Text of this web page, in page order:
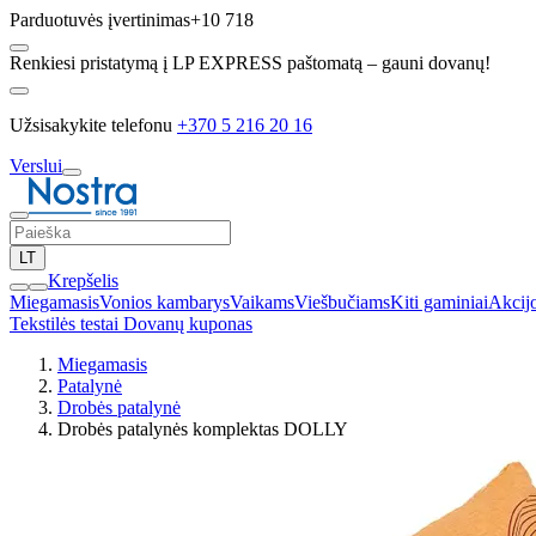
Parduotuvės įvertinimas+10 718
Renkiesi pristatymą į LP EXPRESS paštomatą – gauni dovanų!
Užsisakykite telefonu +370 5 216 20 16
Verslui
LT
Krepšelis
MiegamasisVonios kambarysVaikamsViešbučiamsKiti gaminiai
Tekstilės testai Dovanų kuponas
Miegamasis
Patalynė
Drobės patalynė
Drobės patalynės komplektas DOLLY